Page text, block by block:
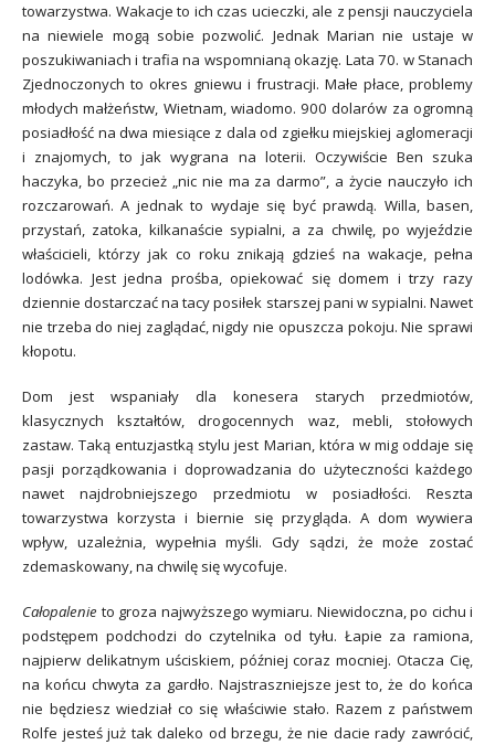
towarzystwa. Wakacje to ich czas ucieczki, ale z pensji nauczyciela
na niewiele mogą sobie pozwolić. Jednak Marian nie ustaje w
poszukiwaniach i trafia na wspomnianą okazję. Lata 70. w Stanach
Zjednoczonych to okres gniewu i frustracji. Małe płace, problemy
młodych małżeństw, Wietnam, wiadomo. 900 dolarów za ogromną
posiadłość na dwa miesiące z dala od zgiełku miejskiej aglomeracji
i znajomych, to jak wygrana na loterii. Oczywiście Ben szuka
haczyka, bo przecież „nic nie ma za darmo”, a życie nauczyło ich
rozczarowań. A jednak to wydaje się być prawdą. Willa, basen,
przystań, zatoka, kilkanaście sypialni, a za chwilę, po wyjeździe
właścicieli, którzy jak co roku znikają gdzieś na wakacje, pełna
lodówka. Jest jedna prośba, opiekować się domem i trzy razy
dziennie dostarczać na tacy posiłek starszej pani w sypialni. Nawet
nie trzeba do niej zaglądać, nigdy nie opuszcza pokoju. Nie sprawi
kłopotu.
Dom jest wspaniały dla konesera starych przedmiotów,
klasycznych kształtów, drogocennych waz, mebli, stołowych
zastaw. Taką entuzjastką stylu jest Marian, która w mig oddaje się
pasji porządkowania i doprowadzania do użyteczności każdego
nawet najdrobniejszego przedmiotu w posiadłości. Reszta
towarzystwa korzysta i biernie się przygląda. A dom wywiera
wpływ, uzależnia, wypełnia myśli. Gdy sądzi, że może zostać
zdemaskowany, na chwilę się wycofuje.
Całopalenie to groza najwyższego wymiaru. Niewidoczna, po cichu i
podstępem podchodzi do czytelnika od tyłu. Łapie za ramiona,
najpierw delikatnym uściskiem, później coraz mocniej. Otacza Cię,
na końcu chwyta za gardło. Najstraszniejsze jest to, że do końca
nie będziesz wiedział co się właściwie stało. Razem z państwem
Rolfe jesteś już tak daleko od brzegu, że nie dacie rady zawrócić,